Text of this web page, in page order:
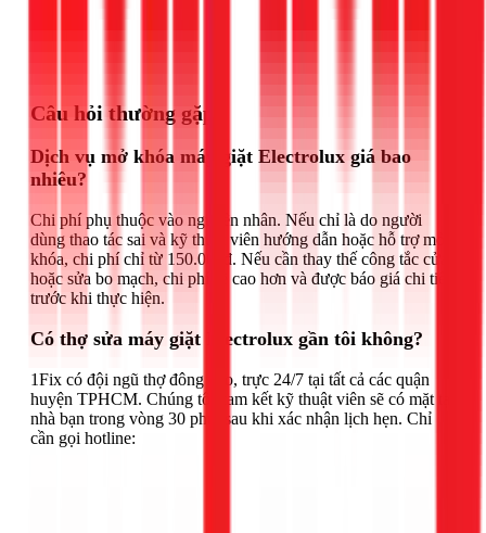
Câu hỏi thường gặp
Dịch vụ mở khóa máy giặt Electrolux giá bao
nhiêu?
Chi phí phụ thuộc vào nguyên nhân. Nếu chỉ là do người
dùng thao tác sai và kỹ thuật viên hướng dẫn hoặc hỗ trợ mở
khóa, chi phí chỉ từ 150.000đ. Nếu cần thay thế công tắc cửa
hoặc sửa bo mạch, chi phí sẽ cao hơn và được báo giá chi tiết
trước khi thực hiện.
Có thợ sửa máy giặt Electrolux gần tôi không?
1Fix có đội ngũ thợ đông đảo, trực 24/7 tại tất cả các quận
huyện TPHCM. Chúng tôi cam kết kỹ thuật viên sẽ có mặt tại
nhà bạn trong vòng 30 phút sau khi xác nhận lịch hẹn. Chỉ
cần gọi hotline: